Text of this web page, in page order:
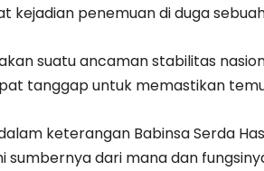
kejadian penemuan di duga
suatu ancaman stabilitas
tanggap untuk memastikan
keterangan Babinsa Serda
sumbernya dari mana dan